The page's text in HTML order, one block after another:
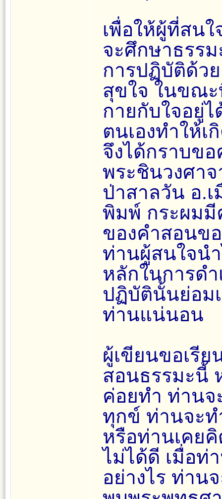
เพื่อให้ผู้ที่สน
จะศึกษาธรร
การปฏิบัติด้ว
สุขใจ ในขณะ
กายกับใจอยู่
ตนเองทำให้
จึงได้กราบข
พระชินวงศา
ป่าสาลวัน อ.
พิมพ์ กระผม
ของคำสอนข
ท่านผู้สนใจน
หลักในการด
ปฏิบัตินั้นย่อม
ท่านแน่นอน
ผู้เขียนขอเรี
สอนธรรมะนี้
ค่อยทำ ท่านจ
ทุกข์ ท่านจะ
หรือท่านเคย
ไม่ได้ดี เมื่อท่
อย่างไร ท่าน